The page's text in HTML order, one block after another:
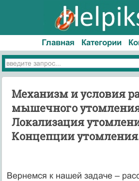
Главная Категории
Механизм и условия
мышечного
Локализация
Концепции
Вернемся к нашей задаче –